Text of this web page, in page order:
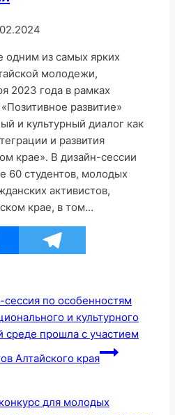
одним из самых ярких
молодежи,
2023 года в рамках
развитие»
и культурный диалог как
и развития
крае». В дизайн-сессии
60 студентов, молодых
активистов,
крае, в том…
сессия по особенностям
и культурного
среде прошла с участием
Алтайского края